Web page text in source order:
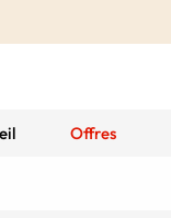
Offres